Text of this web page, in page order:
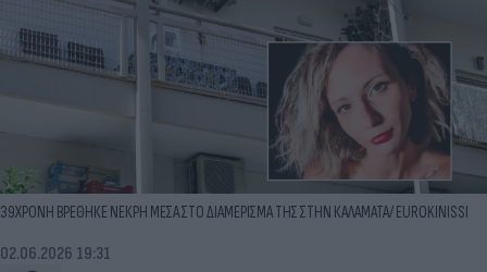
39ΧΡΟΝΗ ΒΡΕΘΗΚΕ ΝΕΚΡΗ ΜΕΣΑ ΣΤΟ ΔΙΑΜΕΡΙΣΜΑ ΤΗΣ ΣΤΗΝ ΚΑΛΑΜΑΤΑ/ EUROKINISSI
02.06.2026 19:31